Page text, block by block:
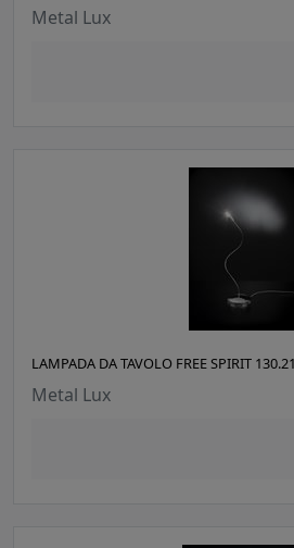
Metal Lux
LAMPADA DA TAVOLO FREE SPIRIT
Metal Lux